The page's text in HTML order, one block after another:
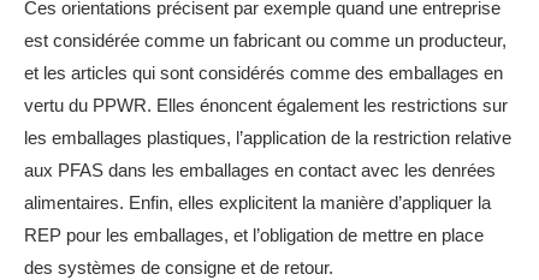
Ces orientations précisent par exemple quand une entreprise
est considérée comme un fabricant ou comme un producteur,
et les articles qui sont considérés comme des emballages en
vertu du PPWR. Elles énoncent également les restrictions sur
les emballages plastiques, l’application de la restriction relative
aux PFAS dans les emballages en contact avec les denrées
alimentaires. Enfin, elles explicitent la manière d’appliquer la
REP pour les emballages, et l’obligation de mettre en place
des systèmes de consigne et de retour.